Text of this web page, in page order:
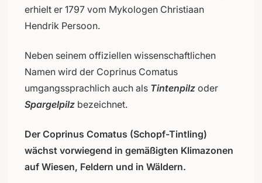
erhielt er 1797 vom Mykologen Christiaan
Hendrik Persoon.
Neben seinem offiziellen wissenschaftlichen
Namen wird der Coprinus Comatus
umgangssprachlich auch als Tintenpilz oder
Spargelpilz bezeichnet.
Der Coprinus Comatus (Schopf-Tintling)
wächst vorwiegend in gemäßigten Klimazonen
auf Wiesen, Feldern und in Wäldern.